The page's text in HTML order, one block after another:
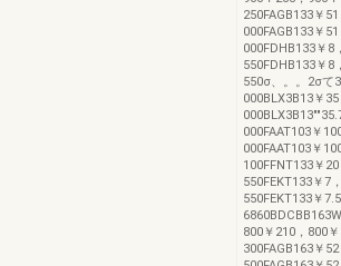
250FAGB133￥
000FAGB133￥
000FDHB133￥8
550FDHB133￥8
550σ、。。2σて
000BLX3B13￥
000FAAT103￥
000FAAT103￥
100FFNT133￥
550FEKT133￥7
550FEKT133￥
800￥210，800
300FAGB163￥